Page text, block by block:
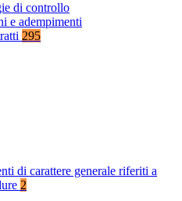
di controllo
e adempimenti
295
di carattere generale riferiti a
2